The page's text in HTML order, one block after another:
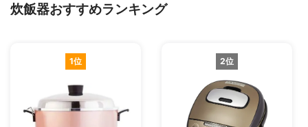
炊飯器おすすめランキング
1位 2位